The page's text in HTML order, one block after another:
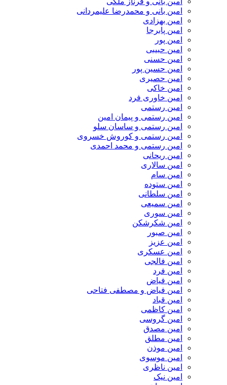
امین بانی و محمدرضا علیمردانی
امین بهزادی
امین پابرجا
امین پور
امین حبیبی
امین حسنی
امین حسین پور
امین حصیری
امین خاکی
امین خاوری فرد
امین رستمی
امین رستمی و پیمان امین
امین رستمی و ساسان سلو
امین رستمی و کوروش خسروی
امین رستمی و محمد احمدی
امین ریحانی
امین سالاری
امین سام
امین ستوده
امین سلطانی
امین سمیعی
امین سوری
امین شکرشکن
امین صبور
امین عزیز
امین عسکری
امین فالجی
امین فرد
امین فیاض
امین فیاض و مصطفی فتاحی
امین قباد
امین کاظمی
امین گروسی
امین مصدق
امین مطلق
امین موذن
امین موسوی
امین ناظری
امین نیک